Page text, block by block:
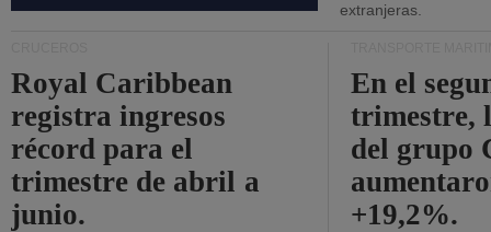
extranjeras.
Royal Caribbean
registra ingresos
récord para el
trimestre de abril a
junio.
En el
trimestre,
del grupo
+19,2%.